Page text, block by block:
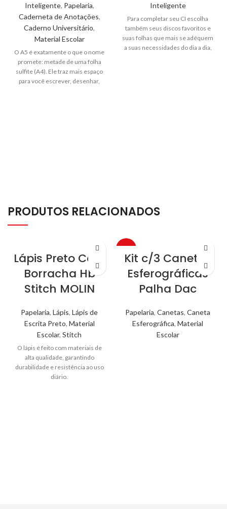
Inteligente, Papelaria,
Caderneta de Anotações,
Caderno Universitário,
Material Escolar
O A5 é exatamente o que o nome
promete: metade de uma folha
sulfite (A4). Ele traz mais espaço
para você escrever, desenhar,
Inteligente
Para completar seu CI escolha
também seus discos favoritos e
suas folhas que mais se adéquem
a suas necessidades do dia a dia,
PRODUTOS RELACIONADOS
Lápis Preto Com
Borracha Hb
Stitch MOLIN
Papelaria, Lápis, Lápis de
Escrita Preto, Material
Escolar, Stitch
O lápis é feito com materiais de
alta qualidade, garantindo
durabilidade e resistência ao uso
diário.
Kit c/3 Canetas
Esferográficas
Palha Dac
Papelaria, Canetas, Caneta
Esferográfica, Material
Escolar